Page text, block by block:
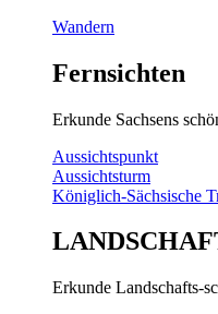
Wandern
Fernsichten
Erkunde Sachsens
Aussichtspunkt
Aussichtsturm
Königlich-Sächsische
Erkunde Landschafts-